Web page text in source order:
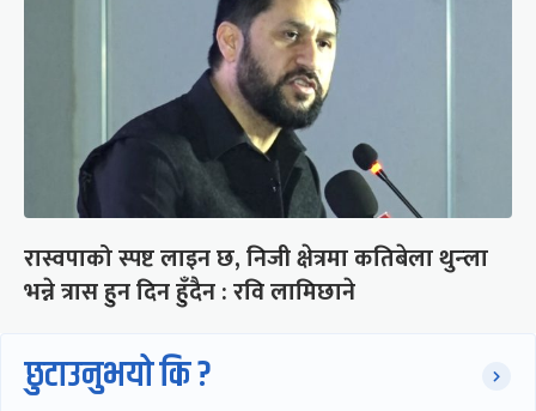
रास्वपाको स्पष्ट लाइन छ, निजी क्षेत्रमा कतिबेला थुन्ला
भन्ने त्रास हुन दिन हुँदैन : रवि लामिछाने
छुटाउनुभयो कि ?